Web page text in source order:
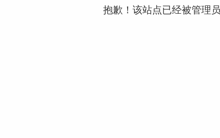
抱歉！该站点已经被管理